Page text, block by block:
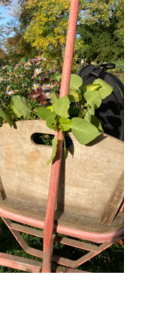
s
i
c
h
t
e
n
,
N
a
v
i
a
t
i
o
n